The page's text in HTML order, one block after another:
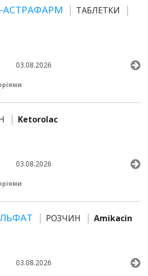
ТАБЛЕТКИ
03.08.2026
Ketorolac
03.08.2026
РОЗЧИН Amikacin
03.08.2026